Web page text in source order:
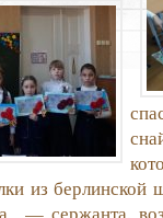
из берлинской
— сержанта,